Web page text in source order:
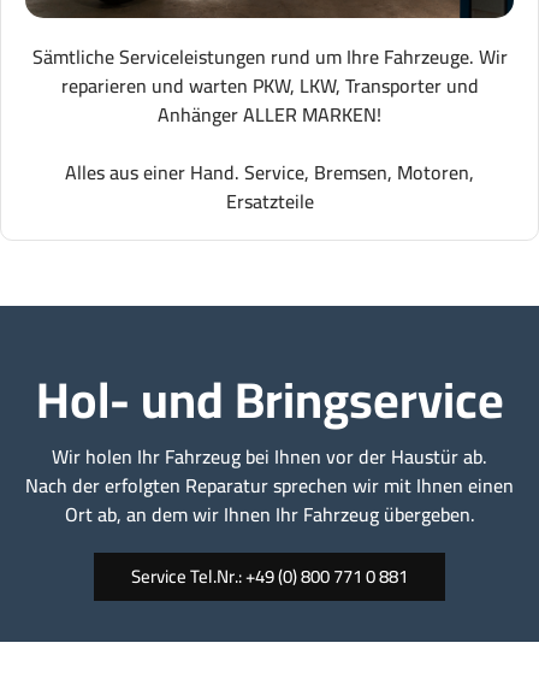
Sämtliche Serviceleistungen rund um Ihre Fahrzeuge. Wir
reparieren und warten PKW, LKW, Transporter und
Anhänger ALLER MARKEN!
Alles aus einer Hand. Service, Bremsen, Motoren,
Ersatzteile
Hol- und Bringservice
Wir holen Ihr Fahrzeug bei Ihnen vor der Haustür ab.
Nach der erfolgten Reparatur sprechen wir mit Ihnen einen
Ort ab, an dem wir Ihnen Ihr Fahrzeug übergeben.
Service Tel.Nr.: +49 (0) 800 771 0 881